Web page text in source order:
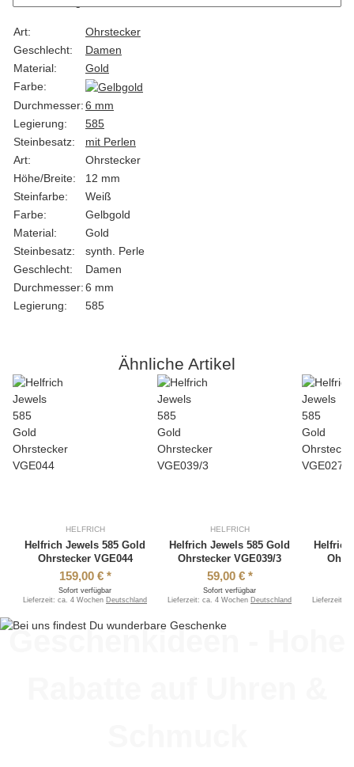
Art:
Ohrstecker
Geschlecht:
Damen
Material:
Gold
Farbe:
Durchmesser:6 mm
Legierung:
585
Steinbesatz:
mit Perlen
Art:
Ohrstecker
Höhe/Breite:
12 mm
Steinfarbe:
Weiß
Farbe:
Gelbgold
Material:
Gold
Steinbesatz:
synth. Perle
Geschlecht:
Damen
Durchmesser:6 mm
Legierung:
585
Ähnliche Artikel
HELFRICH
Helfrich Jewels 585 Gold
Ohrstecker VGE044
159,00 € *
Sofort verfügbar
Lieferzeit:ca. 4 Wochen Deutschland
HELFRICH
Helfrich Jewels 585 Gold
Ohrstecker VGE039/3
59,00 € *
Sofort verfügbar
Lieferzeit:ca. 4 Wochen Deutschland
Lieferzeit:
Geschenkideen - Hohe